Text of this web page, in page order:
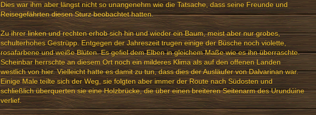
Dies war ihm aber längst nicht so unangenehm wie die Tatsache, dass seine Freunde und
Reisegefährten diesen Sturz beobachtet hatten.
Zu ihrer linken und rechten erhob sich hin und wieder ein Baum, meist aber nur grobes,
schulterhohes Gestrüpp. Entgegen der Jahreszeit trugen einige der Büsche noch violette,
rosafarbene und weiße Blüten. Es gefiel dem Elben in gleichem Maße wie es ihn überraschte.
Scheinbar herrschte an diesem Ort noch ein milderes Klima als auf den offenen Landen
westlich von hier. Vielleicht hatte es damit zu tun, dass dies der Ausläufer von Dalvarinan war.
Einige Male teilte sich der Weg, sie folgten aber immer der Route nach Südosten und
schließlich überquerten sie eine Holzbrücke, die über einen breiteren Seitenarm des Urundúine
verlief.